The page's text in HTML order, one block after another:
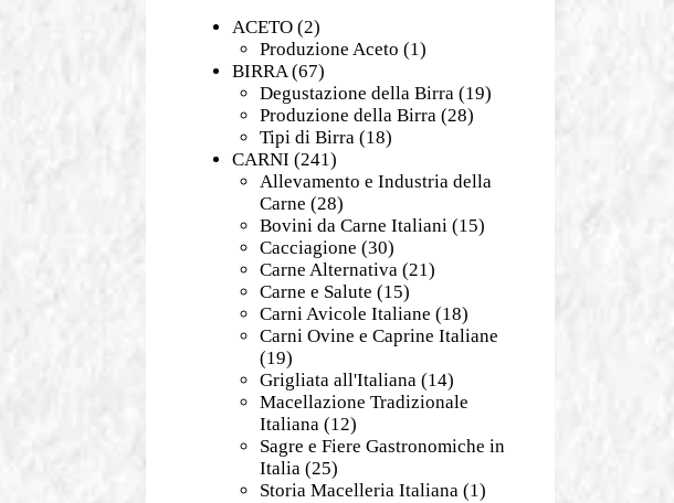
ACETO(2)
Produzione Aceto (1)
BIRRA(67)
Degustazione della Birra (19)
Produzione della Birra (28)
Tipi di Birra (18)
CARNI (241)
Allevamento e Industria della
Carne (28)
Bovini da Carne Italiani (15)
Cacciagione (30)
Carne Alternativa (21)
Carne e Salute (15)
Carni Avicole Italiane (18)
Carni Ovine e Caprine Italiane
(19)
Grigliata all'Italiana (14)
Macellazione Tradizionale
Italiana (12)
Sagre e Fiere Gastronomiche in
Italia (25)
Storia Macelleria Italiana (1)